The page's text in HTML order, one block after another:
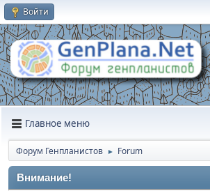
Войти
Главное меню
Форум Генпланистов ► Forum
Внимание!